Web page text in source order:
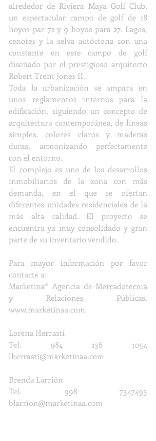
alrededor de Riviera Maya Golf Club,
un espectacular campo de golf de 18
hoyos par 72 y 9 hoyos para 27. Lagos,
cenotes y la selva autóctona son una
constante en este campo de golf
diseñado por el prestigioso arquitecto
Robert Trent Jones II.
Toda la urbanización se ampara en
unos reglamentos internos para la
edificación, siguiendo un concepto de
arquitectura contemporánea, de líneas
simples, colores claros y maderas
duras, armonizando perfectamente
con el entorno.
El complejo es uno de los desarrollos
inmobiliarios de la zona con más
demanda, en el que se ofertan
diferentes unidades residenciales de la
más alta calidad. El proyecto se
encuentra ya muy consolidado y gran
parte de su inventario vendido.
Para mayor información por favor
contacte a:
Marketina® Agencia de Mercadotecnia
www.marketinaa.com
Lorena Herrastí
lherrasti@marketinaa.com
Brenda Larrión
blarrion@marketinaa.com